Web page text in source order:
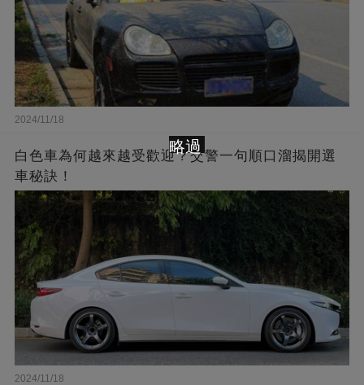
2024/11/18
白色車為何越來越受歡迎？交警一句順口溜揭開選
車秘訣！
2024/11/18
略過